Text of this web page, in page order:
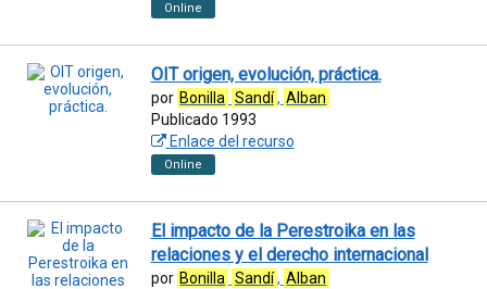
Online
OIT origen, evolución, práctica.
por Bonilla Sandí, Alban
Publicado 1993
Enlace del recurso
Online
El impacto de la Perestroika en las
relaciones y el derecho internacional
por Bonilla Sandí, Alban